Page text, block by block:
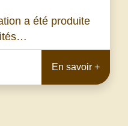
a été produite
En savoir +